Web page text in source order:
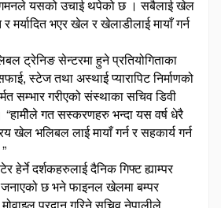
यसको उचाई थपेको छ । सबैलाई खेल
मर्यादित भएर खेल र खेलाडीलाई मायाँ गर्न
ट्रेनिङ सेन्टरमा हुने प्रतियोगिताका
स्टेज तथा अस्थाई प्यारापिट निर्माणको
सम्भार गरीएको संस्थाका सचिव डिवी
“हामीेले गत सस्करणहरु भन्दा यस वर्ष धेरै
खेल भलिबल लाई मायाँ गर्न र सहकार्य गर्न
हेर्ने दर्शकहरुलाई दैनिक गिफ्ट ह्याम्पर
छ भने फाइनल खेलमा बम्पर
प्रदान गरिने सचिव नेपालीले